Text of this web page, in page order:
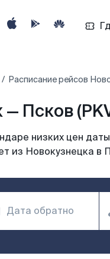
Расписание рейсов
Псков
низких цен
из Новокузнецка в